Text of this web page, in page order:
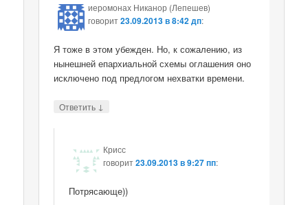
иеромонах Никанор (Лепешев)
говорит23.09.2013 в 8:42 дп:
Я тоже в этом убежден. Но, к сожалению, из
нынешней епархиальной схемы оглашения оно
исключено под предлогом нехватки времени.
Ответить ↓
Крисс
говорит 23.09.2013 в 9:27 пп:
Потрясающе))